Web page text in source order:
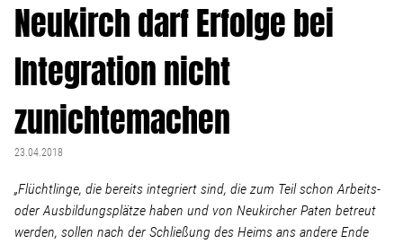
Bezahlbares Wohnen
Clubsterben stoppen
Strukturwandel
Linke Zukunftsdebatte
Neukirch darf Erfolge bei
Integration nicht
zunichtemachen
23.04.2018
„Flüchtlinge, die bereits integriert sind, die zum Teil schon Arbeits-
oder Ausbildungsplätze haben und von Neukircher Paten betreut
werden, sollen nach der Schließung des Heims ans andere Ende